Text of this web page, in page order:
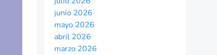
junio 2026
mayo 2026
abril 2026
marzo 2026